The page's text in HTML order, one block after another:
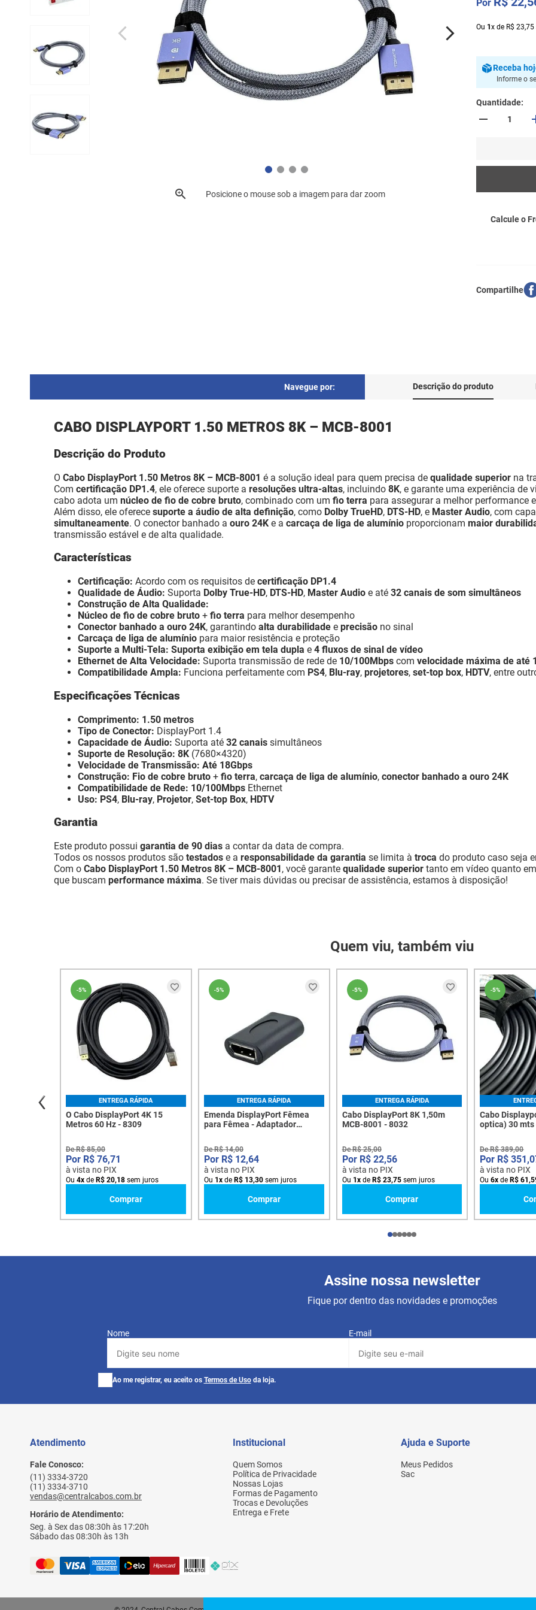
Posicione o mouse sob a imagem para dar zoom
Ou 1x de R$ 23,75
Receba
Informe o
Quantidade
Calcule o
Navegue por: Descrição do produto
CABO DISPLAYPORT 1.50 METROS 8K – MCB-8001
Descrição do Produto
O Cabo DisplayPort 1.50 Metros 8K – MCB-8001 é a solução ideal para quem precisa de qualidade superior na
Com certificação DP1.4, ele oferece suporte a resoluções ultra-altas, incluindo 8K, e garante uma experiência de
cabo adota um núcleo de fio de cobre bruto, combinado com um fio terra para assegurar a melhor performance
Além disso, ele oferece suporte a áudio de alta definição, como Dolby TrueHD, DTS-HD, e Master Audio, com
simultaneamente. O conector banhado a ouro 24K e a carcaça de liga de alumínio proporcionam maior
transmissão estável e de alta qualidade.
Características
Certificação: Acordo com os requisitos de certificação DP1.4
Qualidade de Áudio: Suporta Dolby True-HD, DTS-HD, Master Audio e até 32 canais de som simultâneos
Construção de Alta Qualidade:
Núcleo de fio de cobre bruto + fio terra para melhor desempenho
Conector banhado a ouro 24K, garantindo alta durabilidade e precisão no sinal
Carcaça de liga de alumínio para maior resistência e proteção
Suporte a Multi-Tela: Suporta exibição em tela dupla e 4 fluxos de sinal de vídeo
Ethernet de Alta Velocidade: Suporta transmissão de rede de 10/100Mbps com velocidade máxima de até
Compatibilidade Ampla: Funciona perfeitamente com PS4, Blu-ray, projetores, set-top box, HDTV, entre
Especificações Técnicas
Comprimento: 1.50 metros
Tipo de Conector: DisplayPort 1.4
Capacidade de Áudio: Suporta até 32 canais simultâneos
Suporte de Resolução: 8K (7680×4320)
Velocidade de Transmissão: Até 18Gbps
Construção: Fio de cobre bruto + fio terra, carcaça de liga de alumínio, conector banhado a ouro 24K
Compatibilidade de Rede: 10/100Mbps Ethernet
Uso: PS4, Blu-ray, Projetor, Set-top Box, HDTV
Garantia
Este produto possui garantia de 90 dias a contar da data de compra.
Todos os nossos produtos são testados e a responsabilidade da garantia se limita à troca do produto caso seja
Com o Cabo DisplayPort 1.50 Metros 8K – MCB-8001, você garante qualidade superior tanto em vídeo quanto
que buscam performance máxima. Se tiver mais dúvidas ou precisar de assistência, estamos à disposição!
Quem viu, também viu
-5%
ENTREGA RÁPIDA
O Cabo DisplayPort 4K 15
Metros 60 Hz - 8309
DeR$ 85,00
R$ 76,71
à vista no PIX
Ou 4x de R$ 20,18 sem juros
Comprar
-5%
ENTREGA RÁPIDA
Emenda DisplayPort Fêmea
para Fêmea - Adaptador
DeR$ 14,00
R$ 12,64
à vista no PIX
Ou 1xde R$ 13,30sem juros
Comprar
-5%
ENTREGA RÁPIDA
Cabo DisplayPort 8K 1,50m
MCB-8001 - 8032
DeR$ 25,00
R$ 22,56
à vista no PIX
Ou 1xde R$ 23,75sem juros
Comprar
-5%
Cabo
optica) 30 mts
DeR$ 389,00
R$ 351,
à vista no PIX
Ou6x deR$ 61 ,
Assine nossa newsletter
Fique por dentro das novidades e promoções
Nome E-mail
Ao me registrar, eu aceito os Termos de Uso da loja.
Atendimento
Fale Conosco:
(11) 3334-3720
(11) 3334-3710
vendas@centralcabos.com.br
Horário de Atendimento:
Seg. à Sex das 08:30h às 17:20h
Sábado das 08:30h às 13h
Institucional
Quem Somos
Política de Privacidade
Nossas Lojas
Formas de Pagamento
Trocas e Devoluções
Entrega e Frete
Ajuda e Suporte
Meus Pedidos
Sac